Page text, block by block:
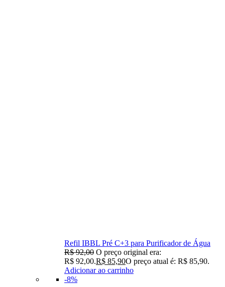
Refil IBBL Pré C+3 para Purificador de Água
R$92,00 O preço original era:
R$ 92,00.R$ 85,90O preço atual é: R$ 85,90.
Adicionar ao carrinho
-8%